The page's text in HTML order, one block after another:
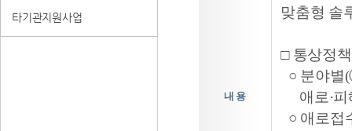
타기관지원사업
내 용
맞춤형 솔
□ 통상정
○ 분야
애로·피
○ 애로접